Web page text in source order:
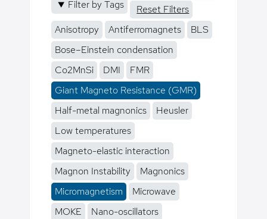
Filter by Tags
Reset Filters
Anisotropy
Antiferromagnets
BLS
Bose–Einstein condensation
Co2MnSi
DMI
FMR
Giant Magneto Resistance (GMR)
Half-metal magnonics
Heusler
Low temperatures
Magneto-elastic interaction
Magnon Instability
Magnonics
Micromagnetism
Microwave
MOKE
Nano-oscillators